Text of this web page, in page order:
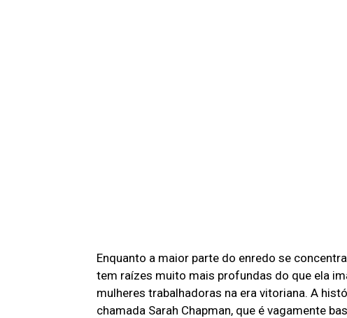
Enquanto a maior parte do enredo se
tem raízes muito mais profundas do que ela
mulheres trabalhadoras na era vitoriana. A
chamada Sarah Chapman, que é vagamente